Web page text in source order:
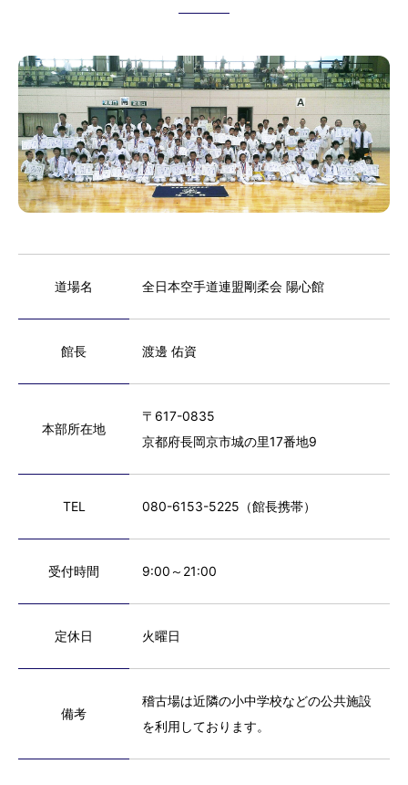
道場名 全日本空手道連盟剛柔会 陽心館
館長 渡邊 佑資
本部所在地
〒617-0835
京都府長岡京市城の里17番地9
TEL 080-6153-5225 （館長携帯）
受付時間 9:00～21:00
定休日 火曜日
備考
稽古場は近隣の小中学校などの公共施設
を利用しております。